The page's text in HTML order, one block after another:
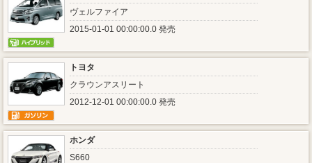
ヴェルファイア
2015-01-01 00:00:00.0 発売
トヨタ
クラウンアスリート
2012-12-01 00:00:00.0 発売
ホンダ
S660